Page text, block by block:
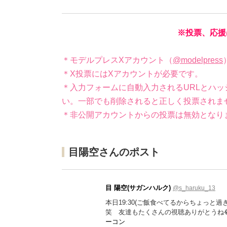
※投票、応援
＊モデルプレスXアカウント（@modelpress
＊X投票にはXアカウントが必要です。
＊入力フォームに自動入力されるURLとハッ
い。一部でも削除されると正しく投票されま
＊非公開アカウントからの投票は無効となり
目陽空さんのポスト
目 陽空(サガンハルク) @s_haruku_13
本日19:30(ご飯食べてるからちょっと過
笑 友達もたくさんの視聴ありがとうね
ーコン